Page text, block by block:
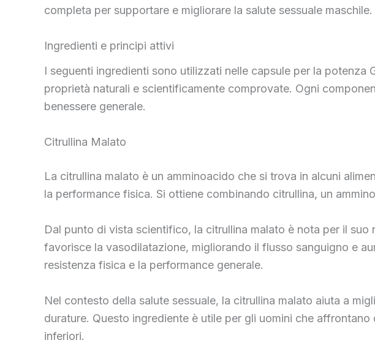
completa per supportare e migliorare la salute sessuale maschile.
Ingredienti e principi attivi
I seguenti ingredienti sono utilizzati nelle capsule per la potenza
proprietà naturali e scientificamente comprovate. Ogni
benessere generale.
Citrullina Malato
La citrullina malato è un amminoacido che si trova in alcuni
la performance fisica. Si ottiene combinando citrullina, un
Dal punto di vista scientifico, la citrullina malato è nota per il
favorisce la vasodilatazione, migliorando il flusso sanguigno e
resistenza fisica e la performance generale.
Nel contesto della salute sessuale, la citrullina malato aiuta a
durature. Questo ingrediente è utile per gli uomini che
inferiori.